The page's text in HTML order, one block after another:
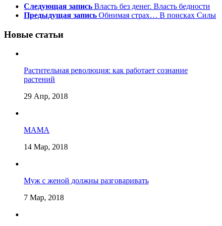
Следующая запись Власть без денег. Власть бедности
Предыдущая запись Обнимая страх… В поисках Силы
Новые статьи
Растительная революция: как работает сознание
растений
29 Апр, 2018
МАМА
14 Мар, 2018
Муж с женой должны разговаривать
7 Мар, 2018